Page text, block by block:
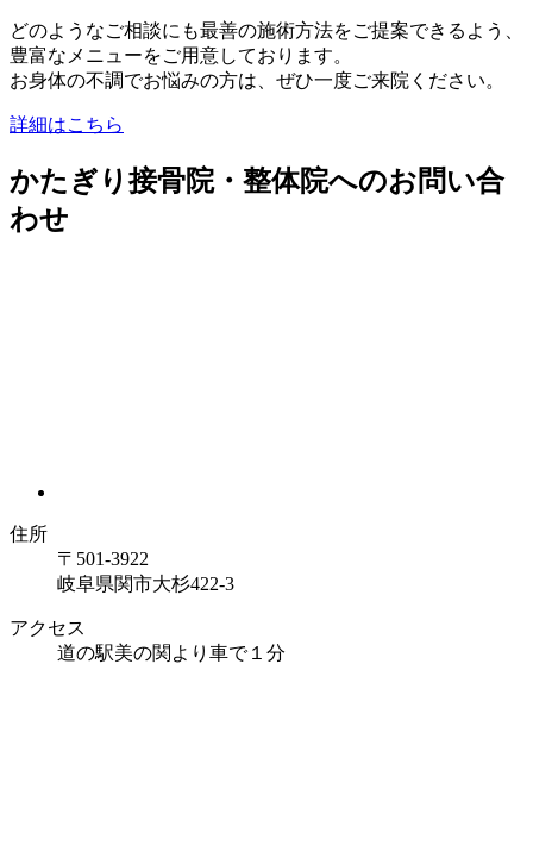
どのようなご相談にも最善の施術方法をご提案できるよう、
豊富なメニューをご用意しております。
お身体の不調でお悩みの方は、ぜひ一度ご来院ください。
詳細はこちら
かたぎり接骨院・整体院へのお問い合
わせ
住所
〒501-3922
岐阜県関市大杉422-3
アクセス
道の駅美の関より車で１分